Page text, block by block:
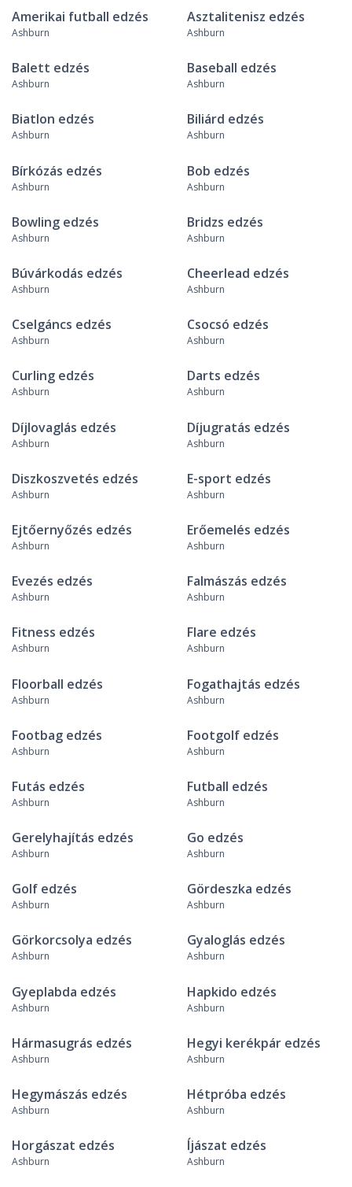
Amerikai futball edzés
Ashburn
Asztalitenisz edzés
Ashburn
Balett edzés
Ashburn
Baseball edzés
Ashburn
Biatlon edzés
Ashburn
Biliárd edzés
Ashburn
Bírkózás edzés
Ashburn
Bob edzés
Ashburn
Bowling edzés
Ashburn
Bridzs edzés
Ashburn
Búvárkodás edzés
Ashburn
Cheerlead edzés
Ashburn
Cselgáncs edzés
Ashburn
Csocsó edzés
Ashburn
Curling edzés
Ashburn
Darts edzés
Ashburn
Díjlovaglás edzés
Ashburn
Díjugratás edzés
Ashburn
Diszkoszvetés edzés
Ashburn
E-sport edzés
Ashburn
Ejtőernyőzés edzés
Ashburn
Erőemelés edzés
Ashburn
Evezés edzés
Ashburn
Falmászás edzés
Ashburn
Fitness edzés
Ashburn
Flare edzés
Ashburn
Floorball edzés
Ashburn
Fogathajtás edzés
Ashburn
Footbag edzés
Ashburn
Footgolf edzés
Ashburn
Futás edzés
Ashburn
Futball edzés
Ashburn
Gerelyhajítás edzés
Ashburn
Go edzés
Ashburn
Golf edzés
Ashburn
Gördeszka edzés
Ashburn
Görkorcsolya edzés
Ashburn
Gyaloglás edzés
Ashburn
Gyeplabda edzés
Ashburn
Hapkido edzés
Ashburn
Hármasugrás edzés
Ashburn
Hegyi kerékpár edzés
Ashburn
Hegymászás edzés
Ashburn
Hétpróba edzés
Ashburn
Horgászat edzés
Ashburn
Íjászat edzés
Ashburn